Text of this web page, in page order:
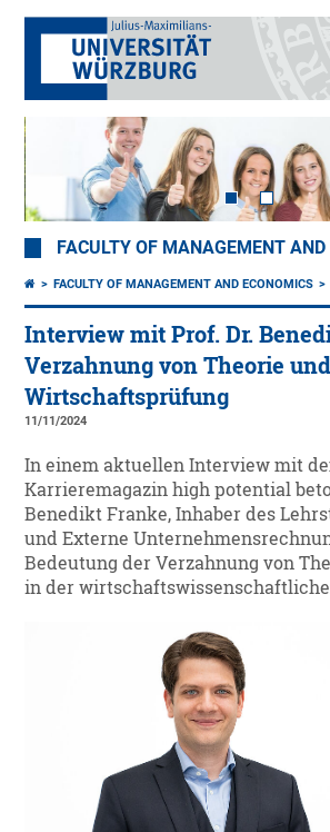
FACULTY OF MANAGEMENT
FACULTY OF MANAGEMENT AND ECONOMICS
Interview mit Prof. Dr.
Verzahnung von Theorie
Wirtschaftsprüfung
11/11/2024
In einem aktuellen Interview mit
Karrieremagazin high potential
Benedikt Franke, Inhaber des
und Externe
Bedeutung der Verzahnung von
in der